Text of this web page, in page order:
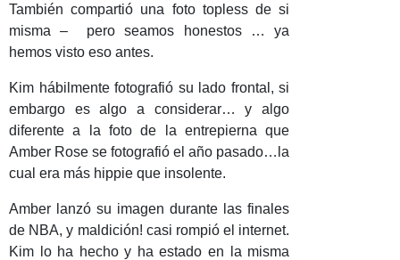
También compartió una foto topless de si
misma – pero seamos honestos … ya
hemos visto eso antes.
Kim hábilmente fotografió su lado frontal, si
embargo es algo a considerar… y algo
diferente a la foto de la entrepierna que
Amber Rose se fotografió el año pasado…la
cual era más hippie que insolente.
Amber lanzó su imagen durante las finales
de NBA, y maldición! casi rompió el internet.
Kim lo ha hecho y ha estado en la misma